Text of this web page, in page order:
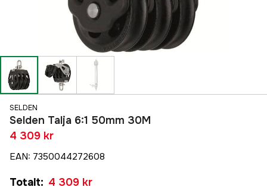
SELDEN
Selden Talja 6:1 50mm 30M
4 309 kr
EAN: 7350044272608
Totalt: 4 309 kr